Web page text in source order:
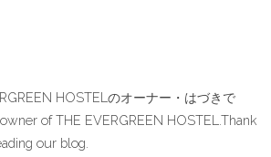
HOSTELのオーナー・はづきで
of THE EVERGREEN HOSTEL.Thank
our blog.